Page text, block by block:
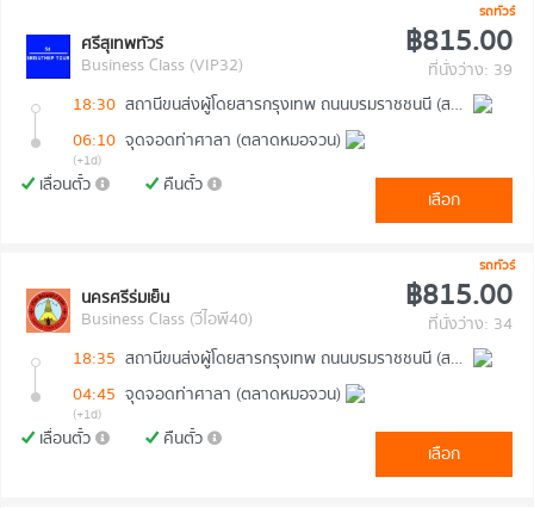
รถทัวร์
ศรีสุเทพทัวร์
Business Class (VIP32)
฿815.00
ที่นั่งว่าง: 39
18:30
สถานีขนส่งผู้โดยสารกรุงเทพ ถนนบรมราชชนนี (สายใต้ใหม่)
06:10 จุดจอดท่าศาลา (ตลาดหมอจวน)
(+1d)
เลื่อนตั๋ว คืนตั๋ว
เลือก
รถทัวร์
นครศรีร่มเย็น
Business Class (วีไอพี40)
฿815.00
ที่นั่งว่าง: 34
18:35
สถานีขนส่งผู้โดยสารกรุงเทพ ถนนบรมราชชนนี (สายใต้ใหม่)
04:45 จุดจอดท่าศาลา (ตลาดหมอจวน)
(+1d)
เลื่อนตั๋ว คืนตั๋ว
เลือก